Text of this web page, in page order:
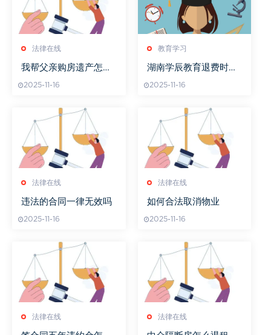
法律在线
我帮父亲购房遗产怎么
2025-11-16
教育学习
湖南学辰教育退费时间
2025-11-16
法律在线
违法的合同一律无效吗
2025-11-16
法律在线
如何合法取消物业
2025-11-16
法律在线 法律在线